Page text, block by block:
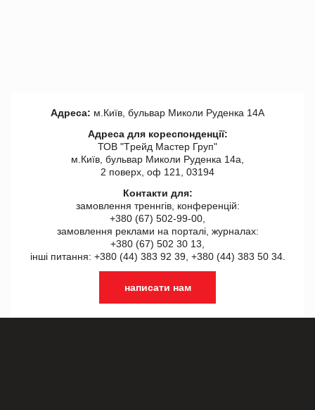
Адреса: м.Київ, бульвар Миколи Руденка 14А
Адреса для кореспонденції:
ТОВ "Tрейд Мастер Груп"
м.Київ, бульвар Миколи Руденка 14а,
2 поверх, оф 121, 03194
Контакти для:
замовлення треннгів, конференцій:
+380 (67) 502-99-00,
замовлення реклами на порталі, журналах:
+380 (67) 502 30 13,
інші питання: +380 (44) 383 92 39, +380 (44) 383 50 34.
написати нам